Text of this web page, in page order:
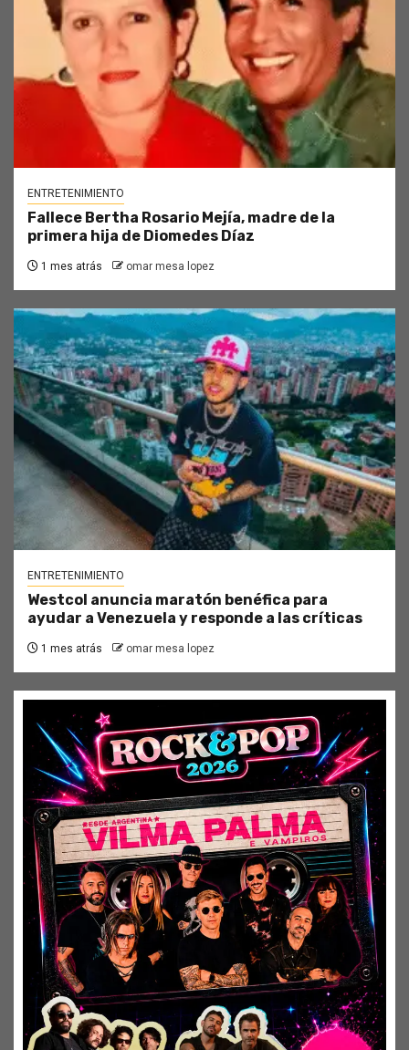
ENTRETENIMIENTO
Fallece Bertha Rosario Mejía, madre de la
primera hija de Diomedes Díaz
1 mes atrás omar mesa lopez
ENTRETENIMIENTO
Westcol anuncia maratón benéfica para
ayudar a Venezuela y responde a las críticas
1 mes atrás omar mesa lopez